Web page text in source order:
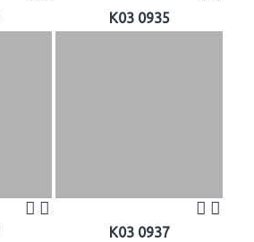
K03 0935
K03 0937